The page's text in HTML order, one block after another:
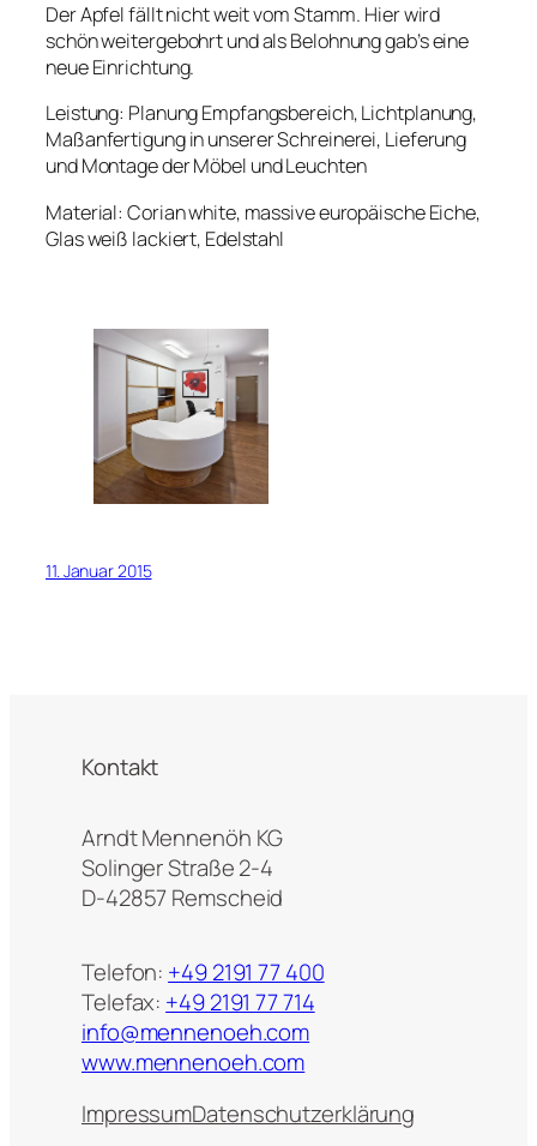
Der Apfel fällt nicht weit vom Stamm. Hier wird
schön weitergebohrt und als Belohnung gab’s eine
neue Einrichtung.
Leistung: Planung Empfangsbereich, Lichtplanung,
Maßanfertigung in unserer Schreinerei, Lieferung
und Montage der Möbel und Leuchten
Material: Corian white, massive europäische Eiche,
Glas weiß lackiert, Edelstahl
11. Januar 2015
Kontakt
Arndt Mennenöh KG
Solinger Straße 2-4
D-42857 Remscheid
Telefon: +49 2191 77 400
Telefax: +49 2191 77 714
info@mennenoeh.com
www.mennenoeh.com
ImpressumDatenschutzerklärung